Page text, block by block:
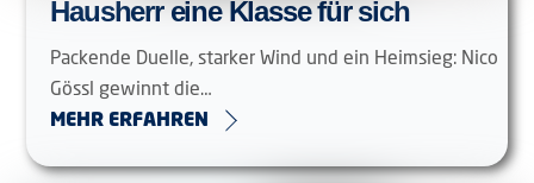
Hausherr eine Klasse für sich
Packende Duelle, starker Wind und ein Heimsieg: Nico
Gössl gewinnt die…
MEHR ERFAHREN